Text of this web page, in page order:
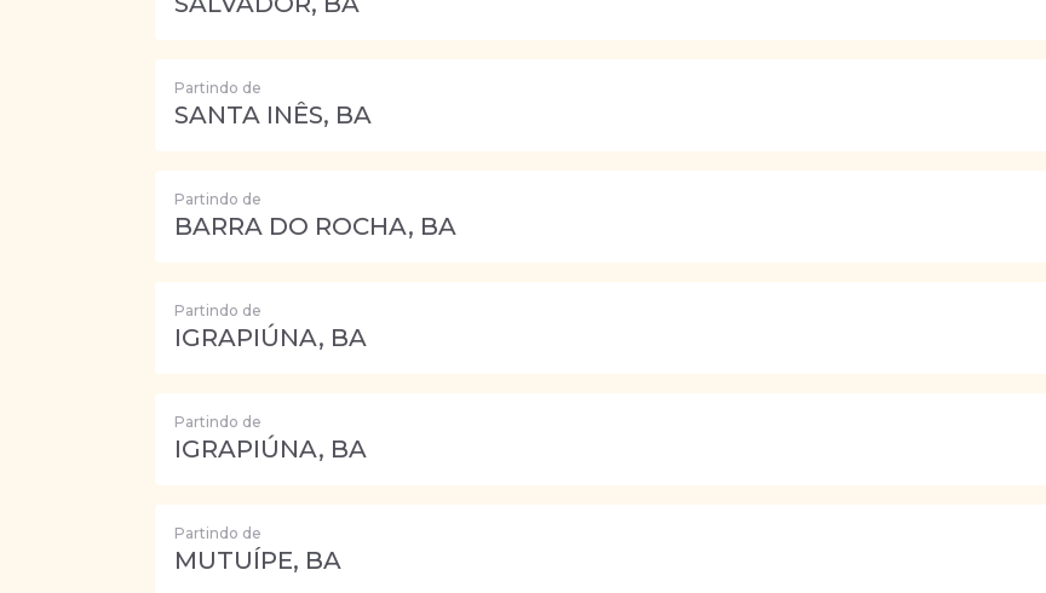
Partindo de
SANTA INÊS, BA
Partindo de
BARRA DO ROCHA, BA
Partindo de
IGRAPIÚNA, BA
Partindo de
IGRAPIÚNA, BA
Partindo de
MUTUÍPE, BA